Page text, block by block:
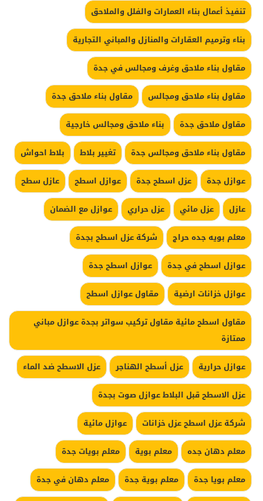
تنفيذ أعمال بناء العمارات والفلل والملاحق
بناء وترميم العقارات والمنازل والمباني التجارية
مقاول بناء ملاحق وغرف ومجالس في جدة
مقاول بناء ملاحق ومجالس
مقاول بناء ملاحق جدة
مقاول ملاحق جدة
بناء ملاحق ومجالس خارجية
مقاول بناء ملاحق ومجالس جدة
تغيير بلاط
بلاط احواش
عوازل جدة
عزل اسطح جدة عوازل اسطح
عازل سطح
عازل
عزل مائي عزل حراري
عوازل مع الضمان
معلم بويه جده حراج
شركة عزل اسطح بجدة
عوازل اسطح في جدة
عوازل اسطح جدة
عوازل خزانات ارضية
مقاول عوازل اسطح
مقاول اسطح مائية مقاول تركيب سواتر بجدة عوازل مباني
ممتازة
عوازل حرارية
عزل أسطح الهناجر
عزل الاسطح ضد الماء
عزل الاسطح قبل البلاط عوازل صوت بجدة
شركة عزل اسطح عزل خزانات
عوازل مائية
معلم دهان جده
معلم بوية
معلم بويات جدة
معلم بويا جدة
معلم بوية جدة
معلم دهان في جدة